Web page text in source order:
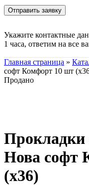
Укажите контактные
1 часа, ответим на все
Главная страница »
софт Комфорт 10 шт
Продано
Прокладки
Нова софт
(х36)